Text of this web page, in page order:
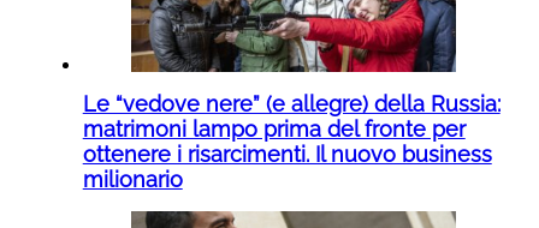
Le “vedove nere” (e allegre) della Russia:
matrimoni lampo prima del fronte per
ottenere i risarcimenti. Il nuovo business
milionario